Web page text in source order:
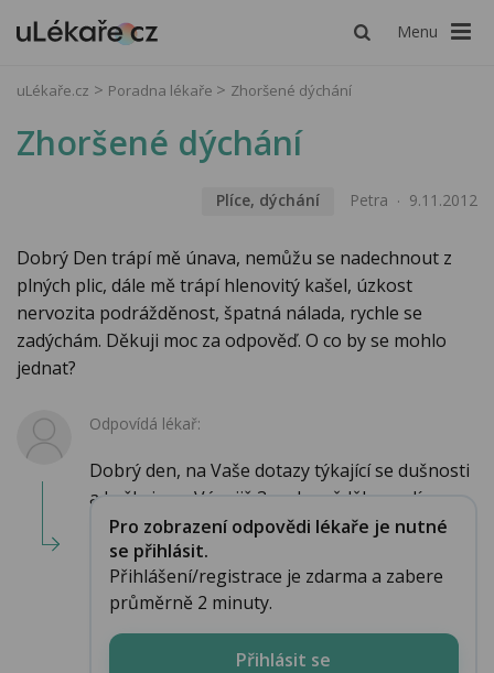
Menu
uLékaře.cz Poradna lékaře Zhoršené dýchání
Zhoršené dýchání
Plíce, dýchání Petra 9.11.2012
Dobrý Den trápí mě únava, nemůžu se nadechnout z
plných plic, dále mě trápí hlenovitý kašel, úzkost
nervozita podrážděnost, špatná nálada, rychle se
zadýchám. Děkuji moc za odpověď. O co by se mohlo
jednat?
Odpovídá lékař:
Dobrý den, na Vaše dotazy týkající se dušnosti
a kašle jsem Vám již 3x odpověděla, podív...
Pro zobrazení odpovědi lékaře je nutné
se přihlásit.
Přihlášení/registrace je zdarma a zabere
průměrně 2 minuty.
Přihlásit se